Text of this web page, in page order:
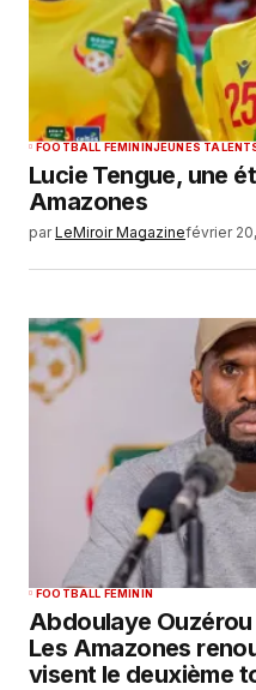
FOOTBALL FEMININJEUNES
Lucie Tengue, une
Amazones
par LeMiroir Magazinefévrier
FOOTBALL FEMININ
Abdoulaye
Les Amazones
visent le deuxième